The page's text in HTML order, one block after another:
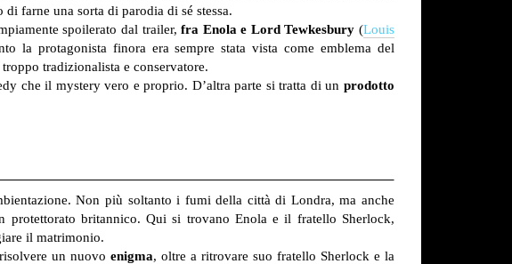
farne una sorta di parodia di sé stessa.
spoilerato dal trailer,fra Enola e Lord Tewkesbury (Louis
la protagonista finora era sempre stata vista come emblema del
tradizionalista e conservatore.
che il mystery vero e proprio. D’altra parte si tratta di un prodotto
Non più soltanto i fumi della città di Londra, ma anche
britannico. Qui si trovano Enola e il fratello Sherlock,
il matrimonio.
un nuovo enigma, oltre a ritrovare suo fratello Sherlock e la